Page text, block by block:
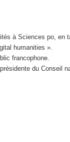
à Sciences po, en
humanities ».
francophone.
du Conseil